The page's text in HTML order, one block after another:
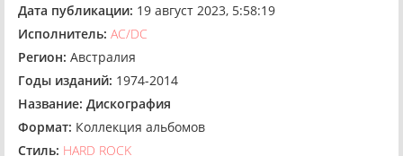
Дата публикации: 19 август 2023, 5:58:19
Исполнитель: AC/DC
Регион: Австралия
Годы изданий: 1974-2014
Название: Дискография
Формат: Коллекция альбомов
Стиль: HARD ROCK